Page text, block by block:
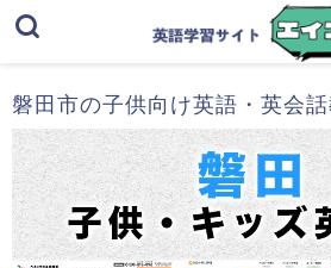
磐田市の子供向け英語・英会